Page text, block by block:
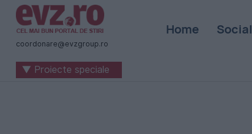
Știri
naționale
internaționale
coordonare@evzgroup.ro
Home Social
▼ Proiecte speciale